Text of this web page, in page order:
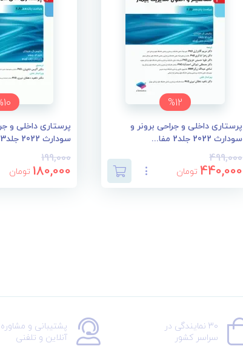
%12
پرستاری داخلی و جراحی برونر و
سودارث 2022 جلد2 مفا...
499,000
440,000 تومان
پرستاری داخلی و
سودارث 2022 جلد3 پرس...
199,000
180,000 تومان
30 نمایندگی در
سراسر کشور
پشتیبانی و مشاوره
آنلاین و تلفنی